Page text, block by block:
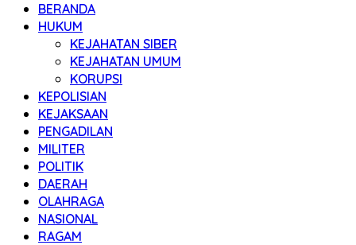
BERANDA
HUKUM
KEJAHATAN SIBER
KEJAHATAN UMUM
KORUPSI
KEPOLISIAN
KEJAKSAAN
PENGADILAN
MILITER
POLITIK
DAERAH
OLAHRAGA
NASIONAL
RAGAM